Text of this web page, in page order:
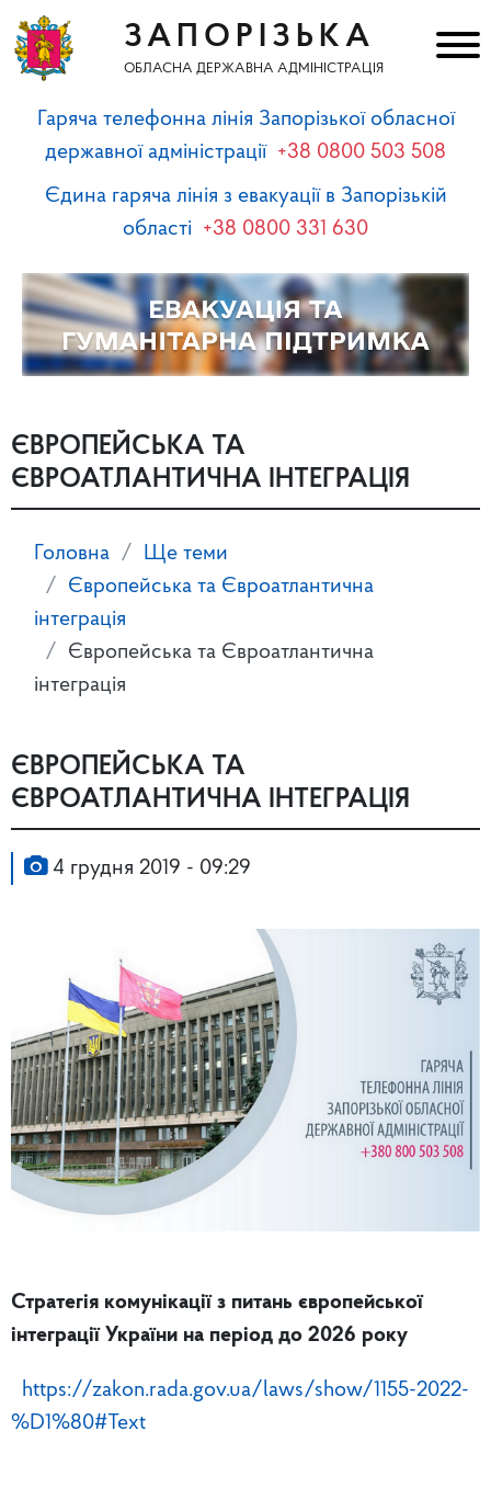
ЗАПОРІЗЬКА
ОБЛАСНА ДЕРЖАВНА АДМІНІСТРАЦІЯ
Гаряча телефонна лінія Запорізької обласної
державної адміністрації +38 0800 503 508
Єдина гаряча лінія з евакуації в Запорізькій
області +38 0800 331 630
ЄВРОПЕЙСЬКА ТА
ЄВРОАТЛАНТИЧНА ІНТЕГРАЦІЯ
Головна
Ще теми
Європейська та Євроатлантична
інтеграція
Європейська та Євроатлантична
інтеграція
ЄВРОПЕЙСЬКА ТА
ЄВРОАТЛАНТИЧНА ІНТЕГРАЦІЯ
4 грудня 2019 - 09:29
Стратегія комунікації з питань європейської
інтеграції України на період до 2026 року
https://zakon.rada.gov.ua/laws/show/1155-2022-
%D1%80#Text